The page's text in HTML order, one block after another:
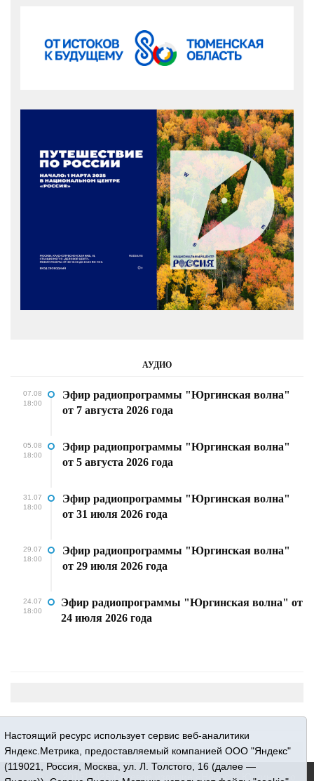
АУДИО
07.08
18:00
Эфир радиопрограммы "Юргинская волна"
от 7 августа 2026 года
05.08
18:00
Эфир радиопрограммы "Юргинская волна"
от 5 августа 2026 года
31.07
18:00
Эфир радиопрограммы "Юргинская волна"
от 31 июля 2026 года
29.07
18:00
Эфир радиопрограммы "Юргинская волна"
от 29 июля 2026 года
24.07
18:00
Эфир радиопрограммы "Юргинская волна" от
24 июля 2026 года
16+ © 2015-2026 Сетевое издание «Новости Юргинского
Настоящий ресурс использует сервис веб-аналитики
Яндекс.Метрика, предоставляемый компанией ООО "Яндекс"
(119021, Россия, Москва, ул. Л. Толстого, 16 (далее —